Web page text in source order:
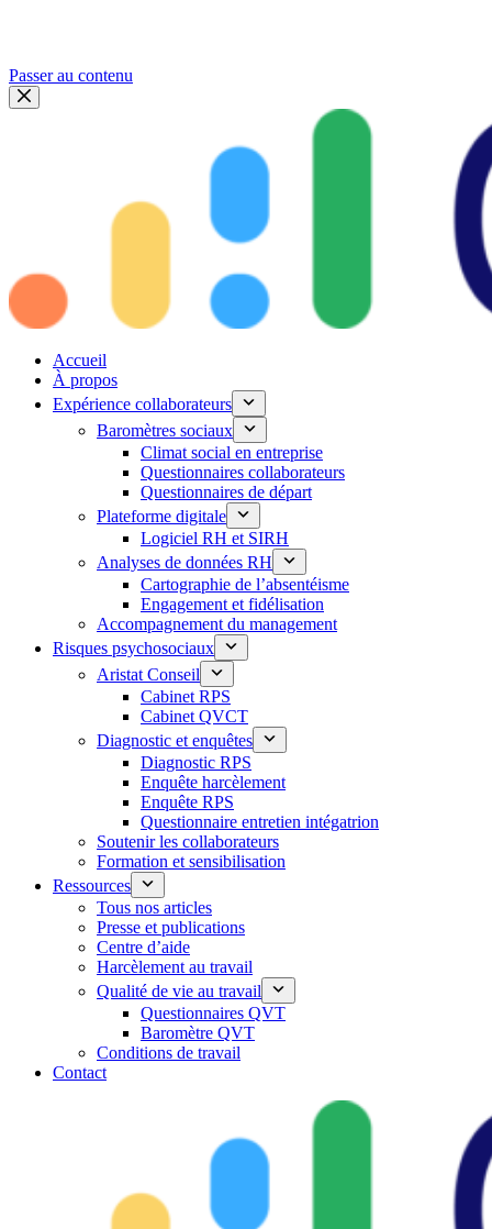
Passer au contenu
Accueil
À propos
Expérience collaborateurs
Baromètres sociaux
Climat social en entreprise
Questionnaires collaborateurs
Questionnaires de départ
Plateforme digitale
Logiciel RH et SIRH
Analyses de données RH
Cartographie de l’absentéisme
Engagement et fidélisation
Accompagnement du management
Risques psychosociaux
Aristat Conseil
Cabinet RPS
Cabinet QVCT
Diagnostic et enquêtes
Diagnostic RPS
Enquête harcèlement
Enquête RPS
Questionnaire entretien intégatrion
Soutenir les collaborateurs
Formation et sensibilisation
Ressources
Tous nos articles
Presse et publications
Centre d’aide
Harcèlement au travail
Qualité de vie au travail
Questionnaires QVT
Baromètre QVT
Conditions de travail
Contact